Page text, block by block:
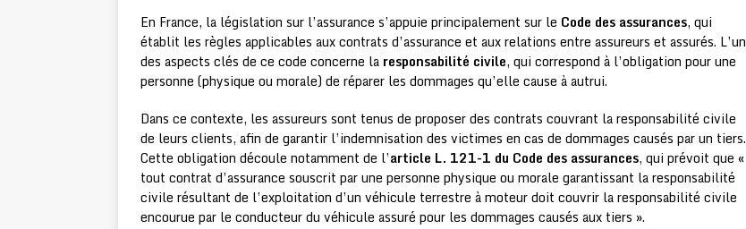
En France, la législation sur l’assurance s’appuie principalement sur le Code des assurances, qui
établit les règles applicables aux contrats d’assurance et aux relations entre assureurs et assurés. L’un
des aspects clés de ce code concerne la responsabilité civile, qui correspond à l’obligation pour une
personne (physique ou morale) de réparer les dommages qu’elle cause à autrui.
Dans ce contexte, les assureurs sont tenus de proposer des contrats couvrant la responsabilité civile
de leurs clients, afin de garantir l’indemnisation des victimes en cas de dommages causés par un tiers.
Cette obligation découle notamment de l’article L. 121-1 du Code des assurances, qui prévoit que «
tout contrat d’assurance souscrit par une personne physique ou morale garantissant la responsabilité
civile résultant de l’exploitation d’un véhicule terrestre à moteur doit couvrir la responsabilité civile
encourue par le conducteur du véhicule assuré pour les dommages causés aux tiers ».